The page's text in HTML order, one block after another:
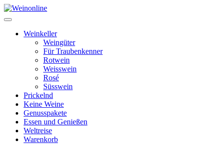
Weinkeller
Weingüter
Für Traubenkenner
Rotwein
Weisswein
Rosé
Süsswein
Prickelnd
Keine Weine
Genusspakete
Essen und Genießen
Weltreise
Warenkorb